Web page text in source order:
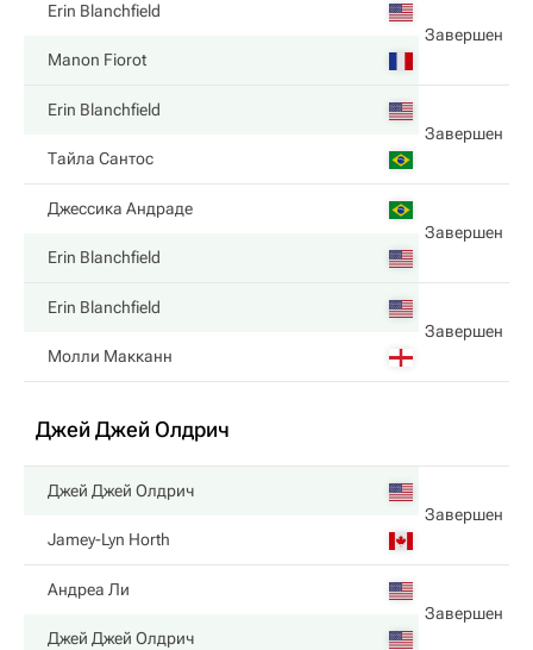
Erin Blanchfield
Завершен
Manon Fiorot
Erin Blanchfield
Завершен
Тайла Сантос
Джессика Андраде
Завершен
Erin Blanchfield
Erin Blanchfield
Завершен
Молли Макканн
Джей Джей Олдрич
Джей Джей Олдрич
Завершен
Jamey-Lyn Horth
Андреа Ли
Завершен
Джей Джей Олдрич